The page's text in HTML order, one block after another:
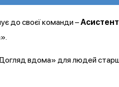
до своєї команди –
вдома» для людей